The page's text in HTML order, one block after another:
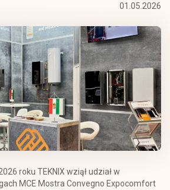
01.05.2026
roku TEKNIX wziął udział w
MCE Mostra Convegno Expocomfort